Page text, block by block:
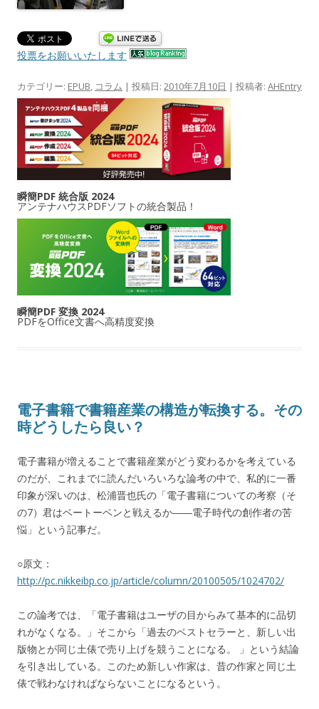
投票をお願いいたします
カテゴリー: EPUB, コラム | 投稿日: 2010年7月10日 | 投稿者: AHEntry
瞬簡PDF 統合版 2024
アンテナハウスPDFソフトの統合製品！
瞬簡PDF 変換 2024
PDFをOffice文書へ高精度変換
電子書籍で書籍産業の構造が転換する。その
時どうしたら良い？
電子書籍が増えることで書籍産業がどう変わるかを考えている
のだが、これまでに読んだいろいろな論考の中で、私的に一番
印象が深いのは、松浦晋也氏の「電子書籍についての考察（そ
の7）君はベートーベンと戦えるか――電子時代の創作者の苦
悩」という記事だ。
○原文：
http://pc.nikkeibp.co.jp/article/column/20100505/1024702/
この論考では、「電子書籍はユーザの目からみて基本的に品切
れがなくなる。」そこから「過去のベストセラーと、新しい出
版物とが同じ土俵で売り上げを競うことになる。 」という結論
を引き出している。このため新しい作家は、昔の作家と同じ土
俵で戦わなければならないことになるという。